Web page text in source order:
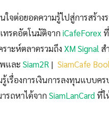
จต่อยอดความรู้ไปสู่การสร้าง
ทรดอัตโนมัติจากiCafeForex
ราะห์ตลาดรวมถึง XM Signal ส
และ Siam2R | SiamCafe
เรื่องการเงินการลงทุนแบบค
รถหาได้จากSiamLanCardที่ใ